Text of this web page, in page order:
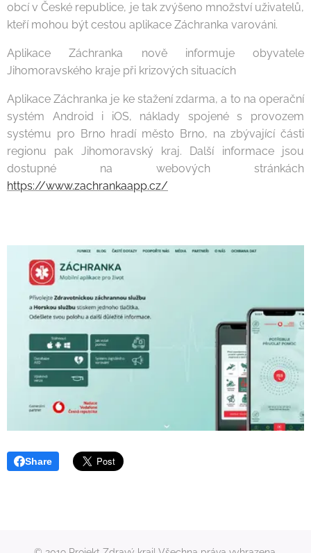
obcí v České republice, je tak zvýšeno množství uživatelů,
kteří mohou být cestou aplikace Záchranka varováni.
Aplikace Záchranka nově informuje obyvatele
Jihomoravského kraje při krizových situacích
Aplikace Záchranka je ke stažení zdarma, a to na operační
systém Android i iOS, náklady spojené s provozem
systému pro Brno hradí město Brno, na zbývající části
regionu pak Jihomoravský kraj. Další informace jsou
dostupné na webových stránkách
https://www.zachrankaapp.cz/
Share